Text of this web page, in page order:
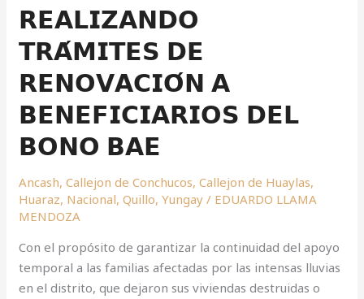
𝗥𝗘𝗔𝗟𝗜𝗭𝗔𝗡𝗗𝗢
𝗧𝗥𝗔́𝗠𝗜𝗧𝗘𝗦 𝗗𝗘
𝗥𝗘𝗡𝗢𝗩𝗔𝗖𝗜𝗢́𝗡 𝗔
𝗕𝗘𝗡𝗘𝗙𝗜𝗖𝗜𝗔𝗥𝗜𝗢𝗦 𝗗𝗘𝗟
𝗕𝗢𝗡𝗢 𝗕𝗔𝗘
Ancash,Callejon de Conchucos,Callejon de Huaylas,
Huaraz, Nacional,Quillo,Yungay / EDUARDO LLAMA
MENDOZA
Con el propósito de garantizar la continuidad del apoyo
temporal a las familias afectadas por las intensas lluvias
en el distrito, que dejaron sus viviendas destruidas o
𝗗𝗘
𝗥𝗘𝗡𝗢𝗩𝗔𝗖𝗜𝗢́𝗡
𝗔
𝗕𝗘𝗡𝗘𝗙𝗜𝗖𝗜𝗔𝗥𝗜𝗢𝗦
𝗗𝗘𝗟
𝗕𝗢𝗡𝗢
𝗕𝗔𝗘